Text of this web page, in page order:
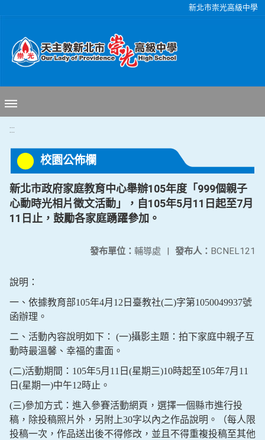
新北市崇光高級中學
:::
校園公佈欄
新北市政府家庭教育中心舉辦105年度「999個親子
心動時光相片徵文活動」，自105年5月11日起至7月
11日止，鼓勵各家庭踴躍參加。
發布人： BCNEL121
發布單位： 輔導處 |
說明：
一、依據教育部105年4月12日臺教社(二)字第1050049937號
函辦理。
二、活動內容說明如下： (一)攝影主題：拍下家庭中親子互
動時最溫馨、幸福的畫面。
(二)活動期間：105年5月11日(星期三)10時起至105年7月11
日(星期一)中午12時止。
(三)參加方式：進入參賽活動網頁，選擇一個縣市進行投
稿，除投稿照片外，另附上30字以內之作品說明。（每人限
投稿一次，作品送出後不得修改，並且不得重複投稿至其他